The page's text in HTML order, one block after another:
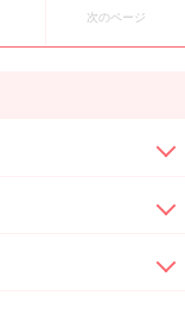
次のページ